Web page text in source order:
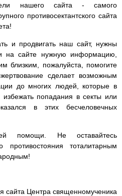
нашего сайта - самого
противосектантского сайта
и продвигать наш сайт, нужны
на сайте нужную информацию,
близким, пожалуйста, помогите
сделает возможным
до многих людей, которые в
попадания в секты или
в этих бесчеловечных
помощи. Не оставайтесь
тоталитарным
сайта Центра священномученика